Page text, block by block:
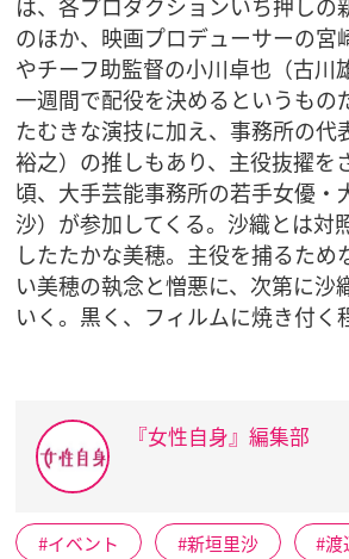
のほか、映画プロデューサーの宮
やチーフ助監督の小川卓也（古川
一週間で配役を決めるというもの
たむきな演技に加え、事務所の代
裕之）の推しもあり、主役抜擢を
頃、大手芸能事務所の若手女優・
沙）が参加してくる。沙織とは対
したたかな美穂。主役を捕るため
い美穂の執念と憎悪に、次第に沙
いく。黒く、フィルムに焼き付く
『女性自身』編集部
イベント 新垣里沙 渡